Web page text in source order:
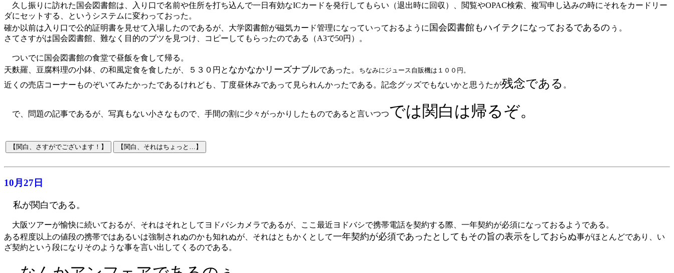
久し振りに訪れた国会図書館は、入り口で名前や住所を打ち込んで一日有効なICカードを発行してもらい（退出時に回収）、閲覧やOPAC検索、複写申し込みの時にそれをカードリー
ダにセットする、というシステムに変わっておった。
確か以前は入り口で公的証明書を見せて入場したのであるが、大学図書館が磁気カード管理になっていっておるように 国会図書館もハイテクになっておるであるのぅ 。
さてさすがは国会図書館、難なく目的のブツを見つけ、コピーしてもらったのである（A3で50円）。
ついでに国会図書館の食堂で昼飯を食して帰る。
天麩羅、豆腐料理の小鉢、の和風定食を食したが、５３０円と なかなかリーズナブルであった。 ちなみにジュース自販機は１００円。
近くの売店コーナーものぞいてみたかったであるけれども、丁度昼休みであって見られんかったである。記念グッズでもないかと思うたが残念である 。
で、問題の記事であるが、写真もない小さなもので、手間の割に少々がっかりしたものであると言いつつでは関白は帰るぞ。
10月27日
私が関白である。
大阪ツアーが愉快に続いておるが、それはそれとしてヨドバシカメラであるが、ここ最近ヨドバシで携帯電話を契約する際、一年契約が必須になっておるようである。
ある程度以上の値段の携帯ではあるいは強制されぬのかも知れぬが、それはともかくとして一年契約が必須であったとしてもその旨の表示をしておらぬ事がほとんどであり、い
ざ契約という段になりそのような事を言い出してくるのである。